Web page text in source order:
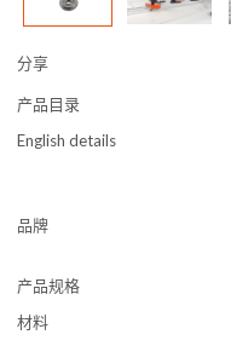
分享
产品目录
English details
品牌
产品规格
材料